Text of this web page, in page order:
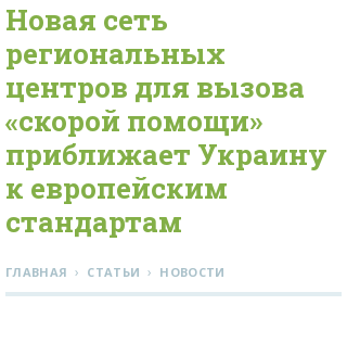
Новая сеть
региональных
центров для вызова
«скорой помощи»
приближает Украину
к европейским
стандартам
ГЛАВНАЯ › СТАТЬИ › НОВОСТИ